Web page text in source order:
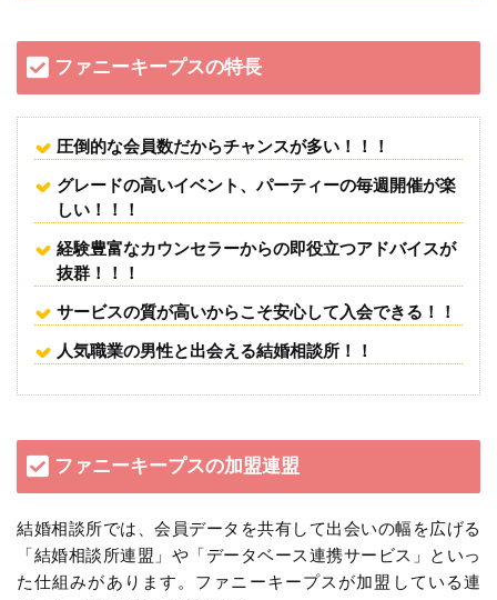
ファニーキープスの特長
圧倒的な会員数だからチャンスが多い！！！
グレードの高いイベント、パーティーの毎週開催が楽
しい！！！
経験豊富なカウンセラーからの即役立つアドバイスが
抜群！！！
サービスの質が高いからこそ安心して入会できる！！
人気職業の男性と出会える結婚相談所！！
ファニーキープスの加盟連盟
結婚相談所では、会員データを共有して出会いの幅を広げる
「結婚相談所連盟」や「データベース連携サービス」といっ
た仕組みがあります。ファニーキープスが加盟している連